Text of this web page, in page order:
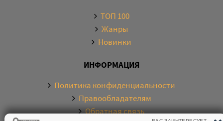
ТОП 100
Жанры
Новинки
ИНФОРМАЦИЯ
Политика конфиденциальности
Правообладателям
Обратная связь